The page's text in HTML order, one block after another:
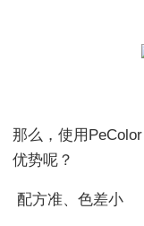
那么，使用
优势呢？
配方准、色差小